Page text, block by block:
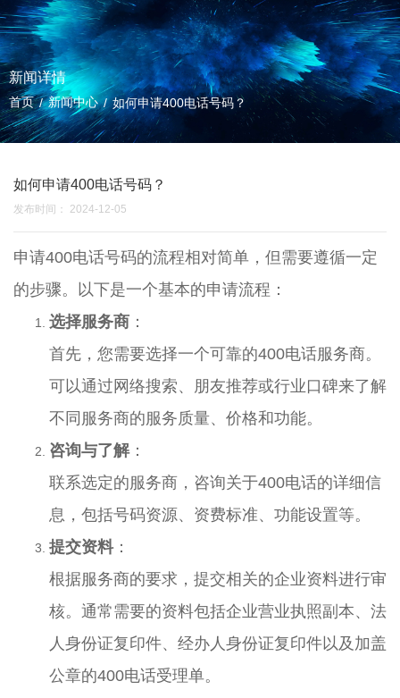
新闻详情
首页/新闻中心 /如何申请400电话号码？
如何申请400电话号码？
发布时间： 2024-12-05
申请400电话号码的流程相对简单，但需要遵循一定
的步骤。以下是一个基本的申请流程：
选择服务商 ：
首先，您需要选择一个可靠的400电话服务商。
可以通过网络搜索、朋友推荐或行业口碑来了解
不同服务商的服务质量、价格和功能。
咨询与了解：
联系选定的服务商，咨询关于400电话的详细信
息，包括号码资源、资费标准、功能设置等。
提交资料：
根据服务商的要求，提交相关的企业资料进行审
核。通常需要的资料包括企业营业执照副本、法
人身份证复印件、经办人身份证复印件以及加盖
公章的400电话受理单。